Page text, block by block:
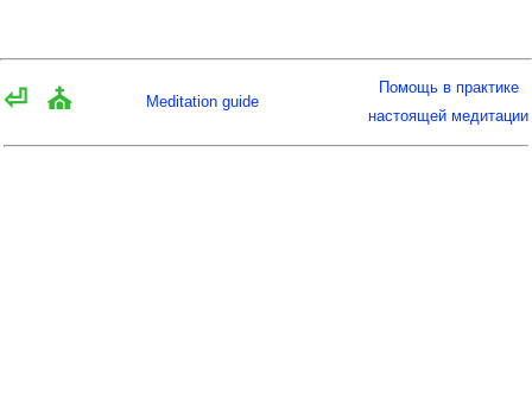
⏎ ⛪ Meditation guide
Помощь в практике
настоящей медитации